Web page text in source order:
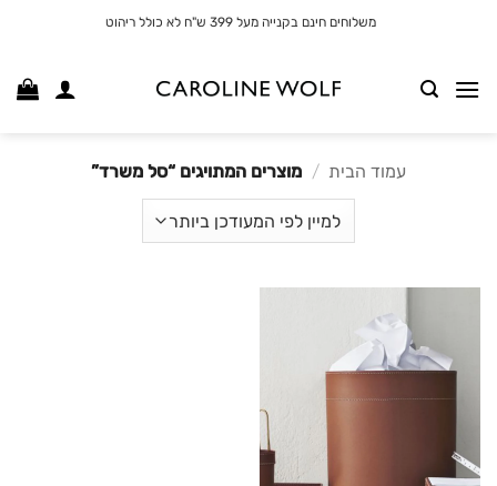
משלוחים חינם בקנייה מעל 399 ש"ח לא כולל ריהוט
עמוד הבית / מוצרים המתויגים “סל משרד”